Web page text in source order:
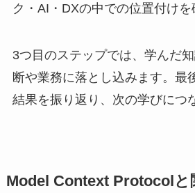
ク・AI・DXの中での位置付けを
3つ目のステップでは、学んだ
断や業務に落とし込みます。最
結果を振り返り、次の学びにつ
Model Context Protocolと